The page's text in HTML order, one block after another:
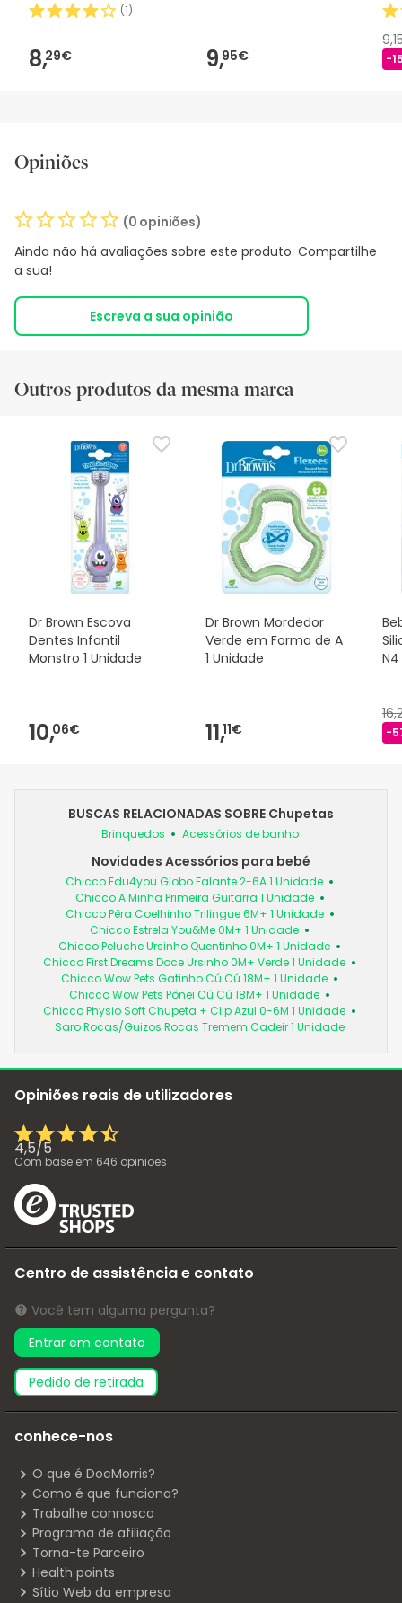
(1)
8,29€ 9,95€ -
Opiniões
(0 opiniões)
Ainda não há avaliações sobre este produto. Compartilhe
a sua!
Escreva a sua opinião
Outros produtos da mesma marca
Dr Brown Escova
Dentes Infantil
Monstro 1 Unidade
10,06€
Dr Brown Mordedor
Verde em Forma de A
1 Unidade
11,11€
N4
-
BUSCAS RELACIONADAS SOBRE Chupetas
Brinquedos Acessórios de banho
Novidades Acessórios para bebé
Chicco Edu4you Globo Falante 2-6A 1 Unidade
Chicco A Minha Primeira Guitarra 1 Unidade
Chicco Pêra Coelhinho Trilingue 6M+ 1 Unidade
Chicco Estrela You&Me 0M+ 1 Unidade
Chicco Peluche Ursinho Quentinho 0M+ 1 Unidade
Chicco First Dreams Doce Ursinho 0M+ Verde 1 Unidade
Chicco Wow Pets Gatinho Cú Cú 18M+ 1 Unidade
Chicco Wow Pets Pónei Cú Cú 18M+ 1 Unidade
Chicco Physio Soft Chupeta + Clip Azul 0-6M 1 Unidade
Saro Rocas/Guizos Rocas Tremem Cadeir 1 Unidade
Opiniões reais de utilizadores
4,5/5
Com base em 646 opiniões
Centro de assistência e contato
Você tem alguma pergunta?
Entrar em contato
pedido de retirada
conhece-nos
O que é DocMorris?
Como é que funciona?
Trabalhe connosco
Programa de afiliação
Torna-te Parceiro
Health points
Sítio Web da empresa